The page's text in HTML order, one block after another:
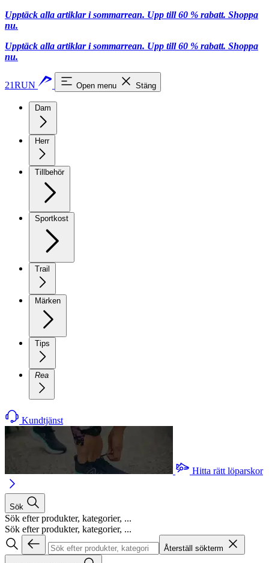
Upptäck alla artiklar i sommarrean. Upp till 60 % rabatt. Shoppa
nu.
Upptäck alla artiklar i sommarrean. Upp till 60 % rabatt. Shoppa
nu.
21RUN Open menu Stäng
Dam
Herr
Tillbehör
Sportkost
Trail
Märken
Tips
Rea
Kundtjänst
Hitta rätt löparskor
Sök
Sök efter produkter, kategorier, ...
Sök efter produkter, kategorier, ...
Återställ sökterm